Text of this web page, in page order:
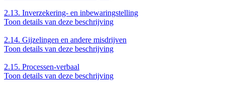
2.13. Inverzekering- en inbewaringstelling
Toon details van deze beschrijving
2.14. Gijzelingen en andere misdrijven
Toon details van deze beschrijving
2.15. Processen-verbaal
Toon details van deze beschrijving